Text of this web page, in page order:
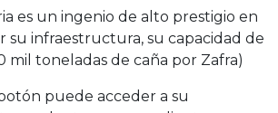
es un ingenio de alto prestigio en
su infraestructura, su capacidad de
mil toneladas de caña por Zafra)
puede acceder a su